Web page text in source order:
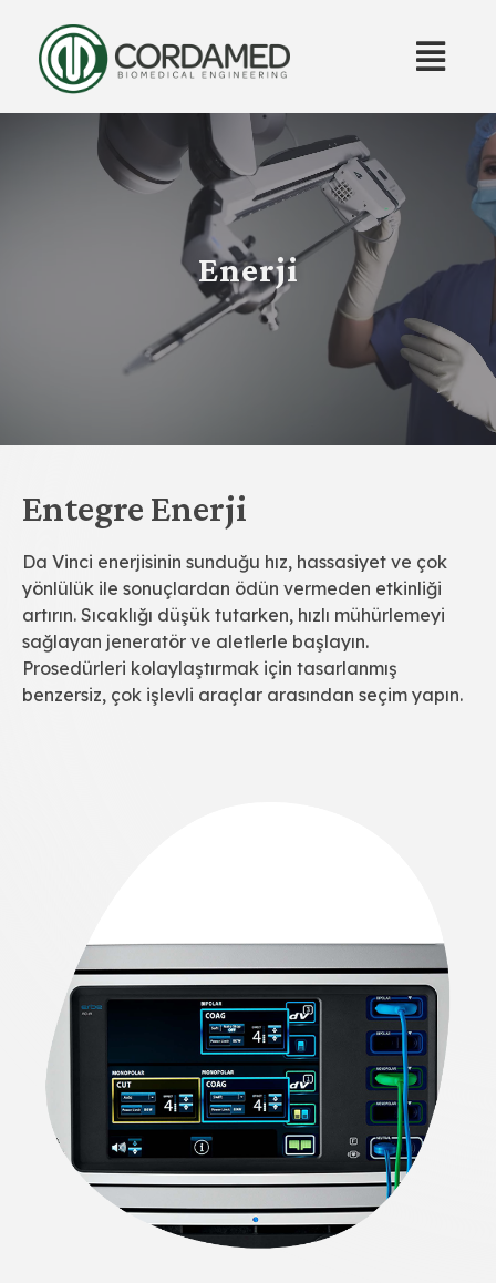
Cordamed
Biomedical Engineering
Enerji
Entegre Enerji
Da Vinci enerjisinin sunduğu hız, hassasiyet ve çok
yönlülük ile sonuçlardan ödün vermeden etkinliği
artırın. Sıcaklığı düşük tutarken, hızlı mühürlemeyi
sağlayan jeneratör ve aletlerle başlayın.
Prosedürleri kolaylaştırmak için tasarlanmış
benzersiz, çok işlevli araçlar arasından seçim yapın.